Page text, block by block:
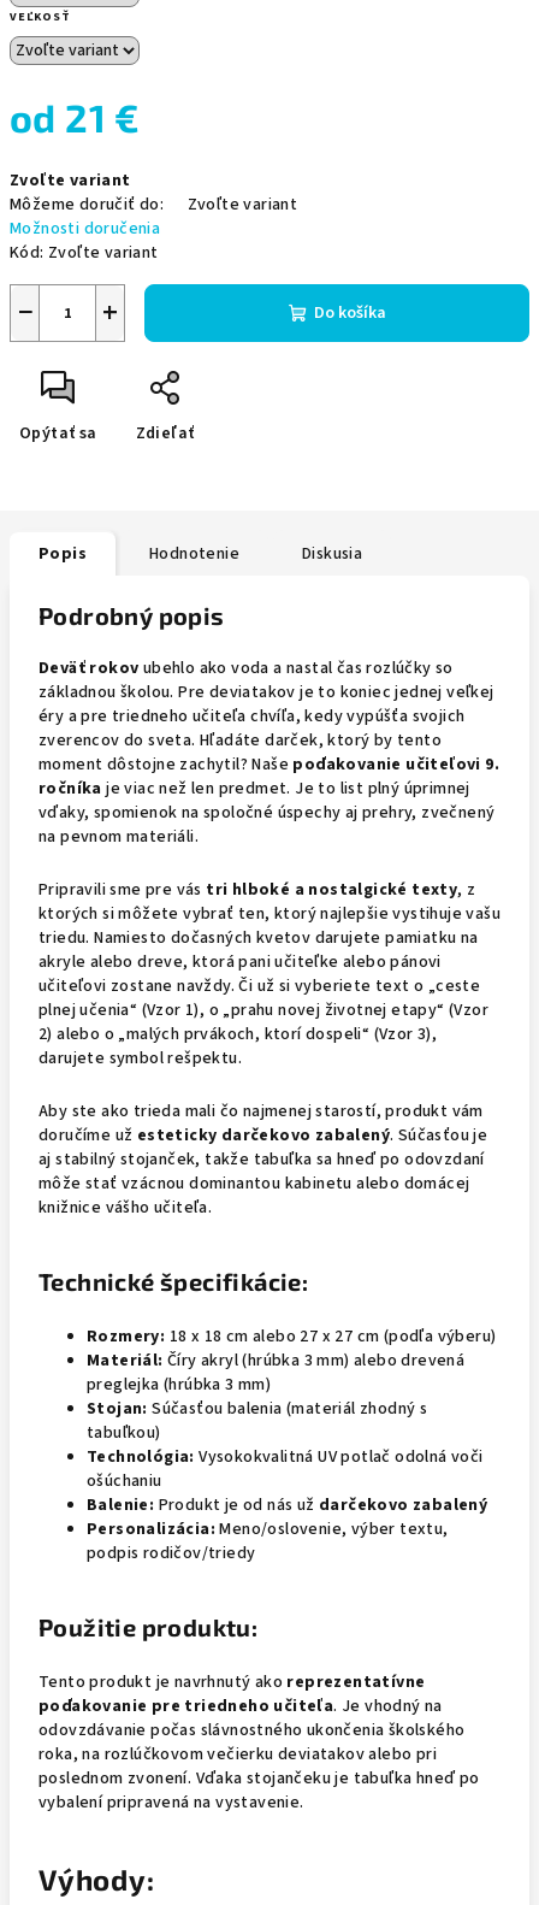
VEĽKOSŤ
od 21 €
cena:
Zvoľte variant
Môžeme doručiť do:
Zvoľte variant
Možnosti doručenia
Kód: Zvoľte variant
+
− Do košíka
Opýtať sa Zdieľať
Popis Hodnotenie Diskusia
Podrobný popis
Deväť rokov ubehlo ako voda a nastal čas rozlúčky so
základnou školou. Pre deviatakov je to koniec jednej veľkej
éry a pre triedneho učiteľa chvíľa, kedy vypúšťa svojich
zverencov do sveta. Hľadáte darček, ktorý by tento
moment dôstojne zachytil? Naše poďakovanie učiteľovi 9.
ročníka je viac než len predmet. Je to list plný úprimnej
vďaky, spomienok na spoločné úspechy aj prehry, zvečnený
na pevnom materiáli.
Pripravili sme pre vás tri hlboké a nostalgické texty, z
ktorých si môžete vybrať ten, ktorý najlepšie vystihuje vašu
triedu. Namiesto dočasných kvetov darujete pamiatku na
akryle alebo dreve, ktorá pani učiteľke alebo pánovi
učiteľovi zostane navždy. Či už si vyberiete text o „ceste
plnej učenia“ (Vzor 1), o „prahu novej životnej etapy“ (Vzor
2) alebo o „malých prvákoch, ktorí dospeli“ (Vzor 3),
darujete symbol rešpektu.
Aby ste ako trieda mali čo najmenej starostí, produkt vám
doručíme už esteticky darčekovo zabalený. Súčasťou je
aj stabilný stojanček, takže tabuľka sa hneď po odovzdaní
môže stať vzácnou dominantou kabinetu alebo domácej
knižnice vášho učiteľa.
Technické špecifikácie:
Rozmery: 18 x 18 cm alebo 27 x 27 cm (podľa výberu)
Materiál: Číry akryl (hrúbka 3 mm) alebo drevená
preglejka (hrúbka 3 mm)
Stojan: Súčasťou balenia (materiál zhodný s
tabuľkou)
Technológia: Vysokokvalitná UV potlač odolná voči
ošúchaniu
Balenie: Produkt je od nás už darčekovo zabalený
Personalizácia: Meno/oslovenie, výber textu,
podpis rodičov/triedy
Použitie produktu:
Tento produkt je navrhnutý ako reprezentatívne
poďakovanie pre triedneho učiteľa. Je vhodný na
odovzdávanie počas slávnostného ukončenia školského
roka, na rozlúčkovom večierku deviatakov alebo pri
poslednom zvonení. Vďaka stojančeku je tabuľka hneď po
vybalení pripravená na vystavenie.
Výhody: